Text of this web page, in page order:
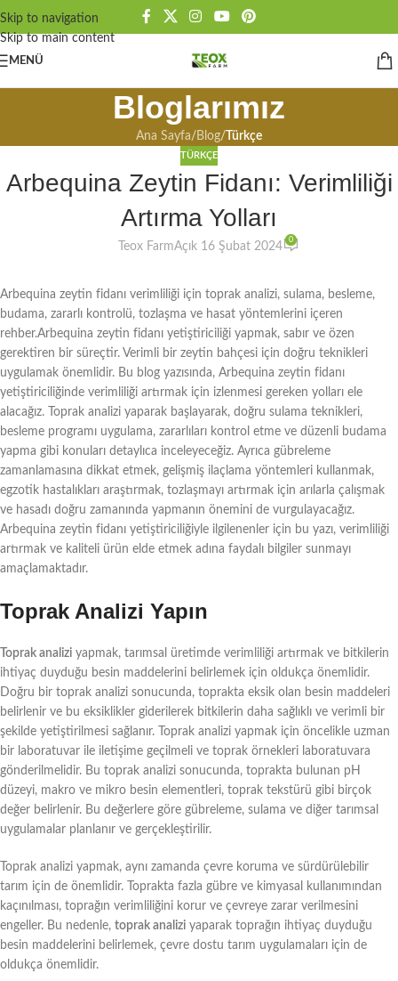
Skip to navigation
Skip to main content
MENÜ
Bloglarımız
Ana Sayfa/ Blog/ Türkçe
TÜRKÇE
Arbequina Zeytin Fidanı: Verimliliği
Artırma Yolları
Teox FarmAçık 16 Şubat 2024
0
Arbequina zeytin fidanı verimliliği için toprak analizi, sulama, besleme,
budama, zararlı kontrolü, tozlaşma ve hasat yöntemlerini içeren
rehber.Arbequina zeytin fidanı yetiştiriciliği yapmak, sabır ve özen
gerektiren bir süreçtir. Verimli bir zeytin bahçesi için doğru teknikleri
uygulamak önemlidir. Bu blog yazısında, Arbequina zeytin fidanı
yetiştiriciliğinde verimliliği artırmak için izlenmesi gereken yolları ele
alacağız. Toprak analizi yaparak başlayarak, doğru sulama teknikleri,
besleme programı uygulama, zararlıları kontrol etme ve düzenli budama
yapma gibi konuları detaylıca inceleyeceğiz. Ayrıca gübreleme
zamanlamasına dikkat etmek, gelişmiş ilaçlama yöntemleri kullanmak,
egzotik hastalıkları araştırmak, tozlaşmayı artırmak için arılarla çalışmak
ve hasadı doğru zamanında yapmanın önemini de vurgulayacağız.
Arbequina zeytin fidanı yetiştiriciliğiyle ilgilenenler için bu yazı, verimliliği
artırmak ve kaliteli ürün elde etmek adına faydalı bilgiler sunmayı
amaçlamaktadır.
Toprak Analizi Yapın
Toprak analizi yapmak, tarımsal üretimde verimliliği artırmak ve bitkilerin
ihtiyaç duyduğu besin maddelerini belirlemek için oldukça önemlidir.
Doğru bir toprak analizi sonucunda, toprakta eksik olan besin maddeleri
belirlenir ve bu eksiklikler giderilerek bitkilerin daha sağlıklı ve verimli bir
şekilde yetiştirilmesi sağlanır. Toprak analizi yapmak için öncelikle uzman
bir laboratuvar ile iletişime geçilmeli ve toprak örnekleri laboratuvara
gönderilmelidir. Bu toprak analizi sonucunda, toprakta bulunan pH
düzeyi, makro ve mikro besin elementleri, toprak tekstürü gibi birçok
değer belirlenir. Bu değerlere göre gübreleme, sulama ve diğer tarımsal
uygulamalar planlanır ve gerçekleştirilir.
Toprak analizi yapmak, aynı zamanda çevre koruma ve sürdürülebilir
tarım için de önemlidir. Toprakta fazla gübre ve kimyasal kullanımından
kaçınılması, toprağın verimliliğini korur ve çevreye zarar verilmesini
engeller. Bu nedenle, toprak analizi yaparak toprağın ihtiyaç duyduğu
besin maddelerini belirlemek, çevre dostu tarım uygulamaları için de
oldukça önemlidir.